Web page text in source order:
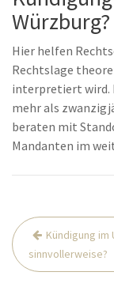
Hier helfen
Rechtslage
interpretiert wird.
mehr als
beraten mit
Mandanten im
Beitrags-
Navigation
Kündigung im
sinnvollerweise?